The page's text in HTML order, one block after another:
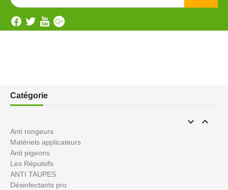
Catégorie
 
Anti rongeurs
Matériels applicateurs
Anti pigeons
Les Répulsifs
ANTI TAUPES
Désinfectants pro